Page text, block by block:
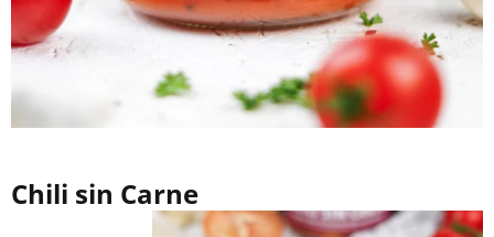
Chili sin Carne